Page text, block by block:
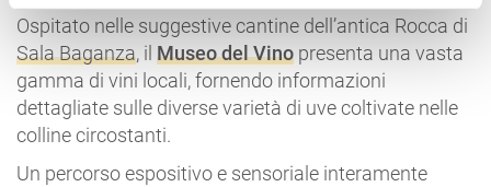
Ospitato nelle suggestive cantine dell’antica Rocca di
Sala Baganza, il Museo del Vino presenta una vasta
gamma di vini locali, fornendo informazioni
dettagliate sulle diverse varietà di uve coltivate nelle
colline circostanti.
Un percorso espositivo e sensoriale interamente